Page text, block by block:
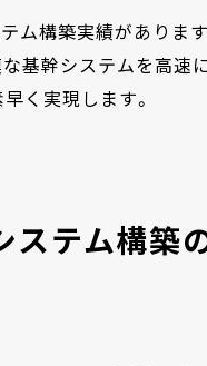
構築実績がありま
基幹システムを高速
く実現します。
ステム構築